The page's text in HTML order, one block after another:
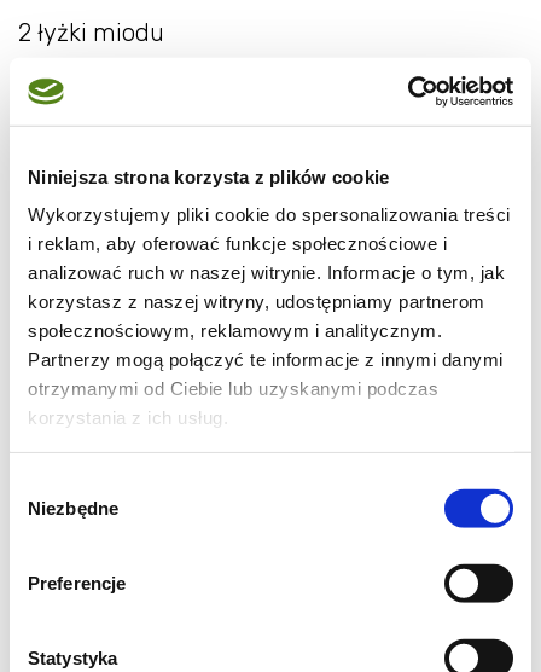
Niniejsza strona korzysta z plików cookie
Wykorzystujemy pliki cookie do spersonalizowania treści
i reklam, aby oferować funkcje społecznościowe i
analizować ruch w naszej witrynie. Informacje o tym, jak
korzystasz z naszej witryny, udostępniamy partnerom
społecznościowym, reklamowym i analitycznym.
Partnerzy mogą połączyć te informacje z innymi danymi
otrzymanymi od Ciebie lub uzyskanymi podczas
korzystania z ich usług.
zgody
Niezbędne
Preferencje
Statystyka
2 łyżki miodu
1 łyżka masła
0,5 łyżeczki mielonego cynamonu
masło do polania pierogów
2 łyżki orzeszków pistacjowych
Dynię obrać ze skórki, usunąć pestki, opłukać
i utrzeć na grubej tarce jarzynowej.
Na patelni rozgrzać masło i miód, wrzucić
dynię i smażyć mieszając ok. 10 min. Dynia
serem, dodać cynamon i cukier do smaku.